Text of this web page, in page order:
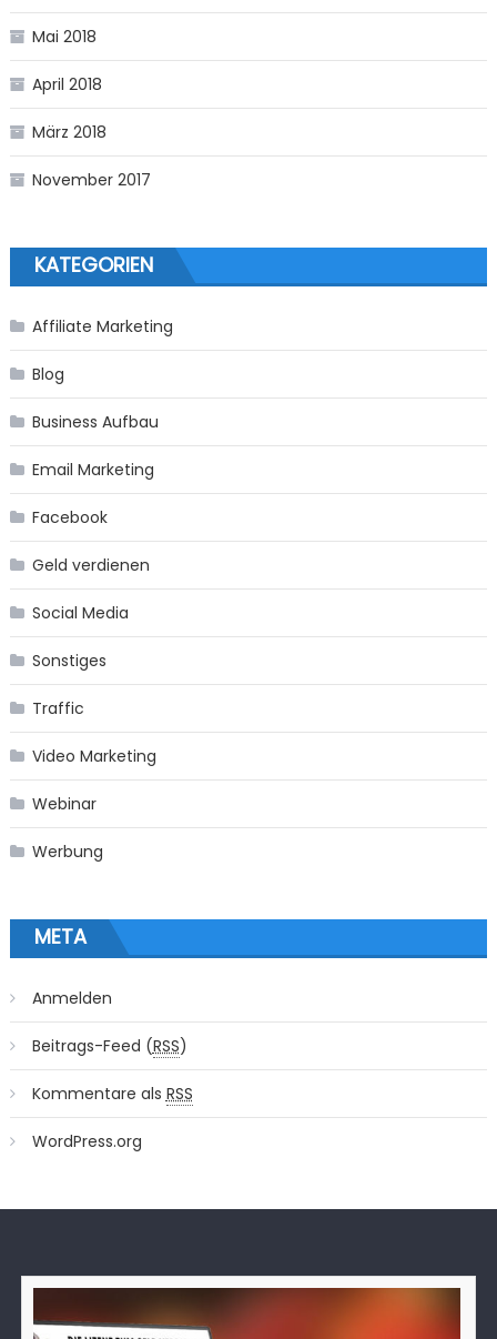
Mai 2018
April 2018
März 2018
November 2017
KATEGORIEN
Affiliate Marketing
Blog
Business Aufbau
Email Marketing
Facebook
Geld verdienen
Social Media
Sonstiges
Traffic
Video Marketing
Webinar
Werbung
META
Anmelden
Beitrags-Feed (RSS)
Kommentare als RSS
WordPress.org